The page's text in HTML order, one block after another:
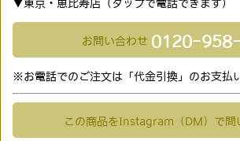
▼東京・恵比寿店（タップで電話できます)
お問い合わせ 0120-
※お電話でのご注文は「代金引換」のお支払
この商品をInstagram（DM）で問